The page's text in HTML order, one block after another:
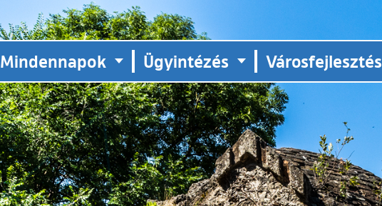
Mindennapok Ügyintézés Városfejlesztés